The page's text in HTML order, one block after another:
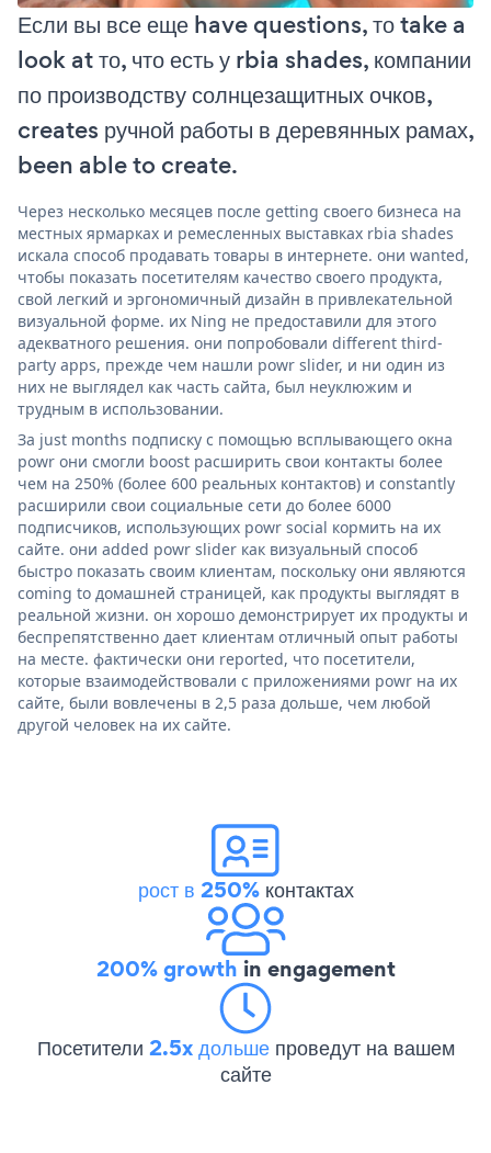
Если вы все еще have questions, то take a
look at то, что есть у rbia shades, компании
по производству солнцезащитных очков,
creates ручной работы в деревянных рамах,
been able to create.
Через несколько месяцев после getting своего бизнеса на
местных ярмарках и ремесленных выставках rbia shades
искала способ продавать товары в интернете. они wanted,
чтобы показать посетителям качество своего продукта,
свой легкий и эргономичный дизайн в привлекательной
визуальной форме. их Ning не предоставили для этого
адекватного решения. они попробовали different third-
party apps, прежде чем нашли powr slider, и ни один из
них не выглядел как часть сайта, был неуклюжим и
трудным в использовании.
За just months подписку с помощью всплывающего окна
powr они смогли boost расширить свои контакты более
чем на 250% (более 600 реальных контактов) и constantly
расширили свои социальные сети до более 6000
подписчиков, использующих powr social кормить на их
сайте. они added powr slider как визуальный способ
быстро показать своим клиентам, поскольку они являются
coming to домашней страницей, как продукты выглядят в
реальной жизни. он хорошо демонстрирует их продукты и
беспрепятственно дает клиентам отличный опыт работы
на месте. фактически они reported, что посетители,
которые взаимодействовали с приложениями powr на их
сайте, были вовлечены в 2,5 раза дольше, чем любой
другой человек на их сайте.
рост в 250%контактах
200% growth in engagement
Посетители 2.5x дольше проведут на вашем
сайте